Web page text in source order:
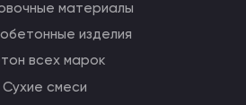
материалы
изделия
всех марок
Сухие смеси